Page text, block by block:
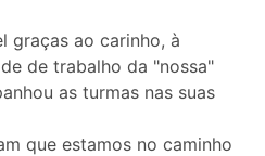
graças ao carinho, à
de trabalho da "nossa"
as turmas nas suas
que estamos no caminho